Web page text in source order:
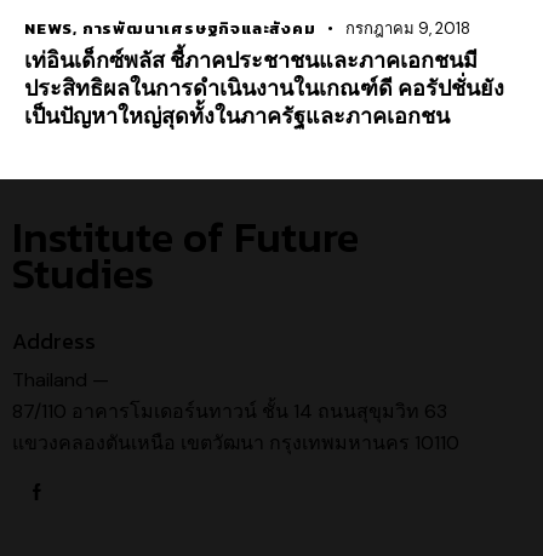
NEWS, การพัฒนาเศรษฐกิจและสังคม กรกฎาคม 9, 2018
เท่อินเด็กซ์พลัส ชี้ภาคประชาชนและภาคเอกชนมี
ประสิทธิผลในการดำเนินงานในเกณฑ์ดี คอรัปชั่นยัง
เป็นปัญหาใหญ่สุดทั้งในภาครัฐและภาคเอกชน
Institute of Future
Studies
Address
Thailand —
87/110 อาคารโมเดอร์นทาวน์ ชั้น 14 ถนนสุขุมวิท 63
แขวงคลองตันเหนือ เขตวัฒนา กรุงเทพมหานคร 10110